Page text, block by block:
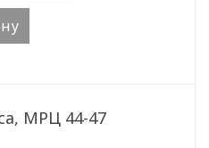
МРЦ 44-47